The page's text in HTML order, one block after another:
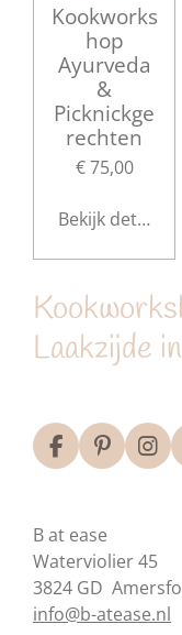
Kookworks
hop
Ayurveda
&
Picknickge
rechten
€ 75,00
Bekijk details
Laakzijde
F
a
b
o
o
k
P
i
e
r
e
s
t
I
n
g
r
a
m
B at ease
Waterviolier 45
3824 GD
info@b-atease.nl